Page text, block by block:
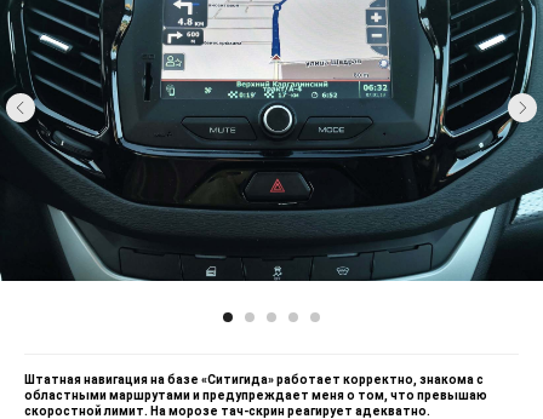
Штатная навигация на базе «Ситигида» работает корректно, знакома с
областными маршрутами и предупреждает меня о том, что превышаю
скоростной лимит. На морозе тач-скрин реагирует адекватно.